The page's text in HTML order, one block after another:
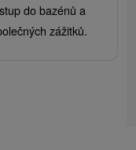
do bazénů a
zážitků.